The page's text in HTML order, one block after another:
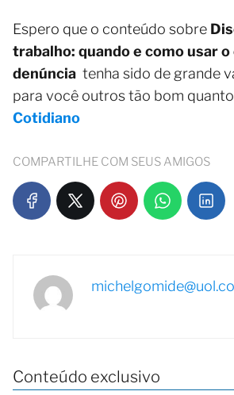
Espero que o conteúdo sobre
trabalho: quando e como usar o
denúncia tenha sido de grande
para você outros tão bom
Cotidiano
COMPARTILHE COM SEUS AMIGOS
Conteúdo exclusivo